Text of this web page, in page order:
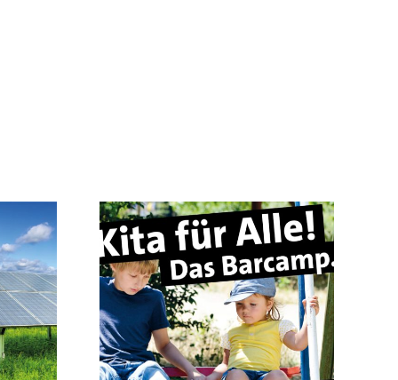
für Alle!